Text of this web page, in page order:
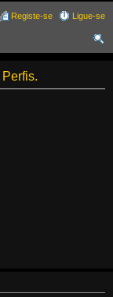
Ligue-se
Registe-se